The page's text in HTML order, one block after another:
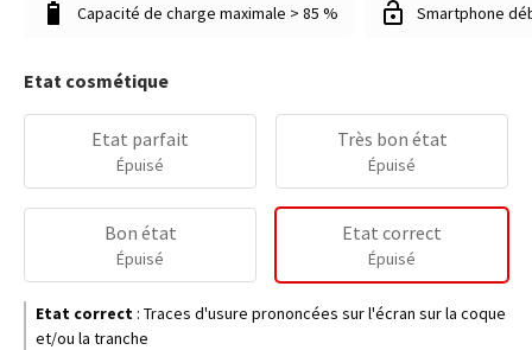
Capacité de charge maximale > 85 % Smartphone
Etat cosmétique
Etat parfait
Épuisé
Très bon état
Épuisé
Bon état
Épuisé
Etat correct
Épuisé
Etat correct : Traces d'usure prononcées sur l'écran sur la coque
et/ou la tranche